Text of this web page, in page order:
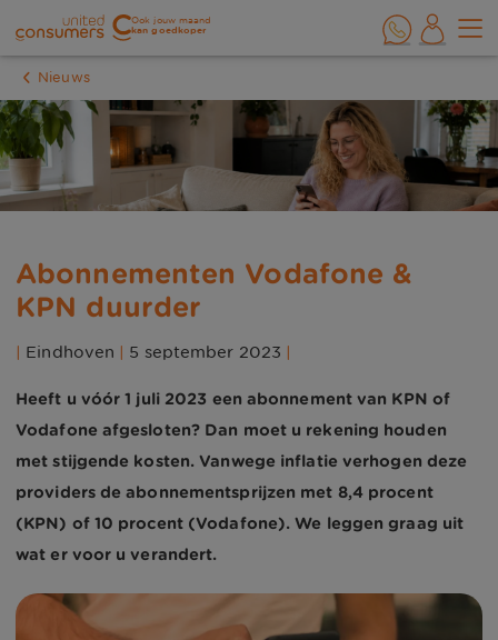
Ook jouw maand
kan goedkoper
Nieuws
Abonnementen Vodafone &
KPN duurder
| Eindhoven | 5 september 2023 |
Heeft u vóór 1 juli 2023 een abonnement van KPN of
Vodafone afgesloten? Dan moet u rekening houden
met stijgende kosten. Vanwege inflatie verhogen deze
providers de abonnementsprijzen met 8,4 procent
(KPN) of 10 procent (Vodafone). We leggen graag uit
wat er voor u verandert.